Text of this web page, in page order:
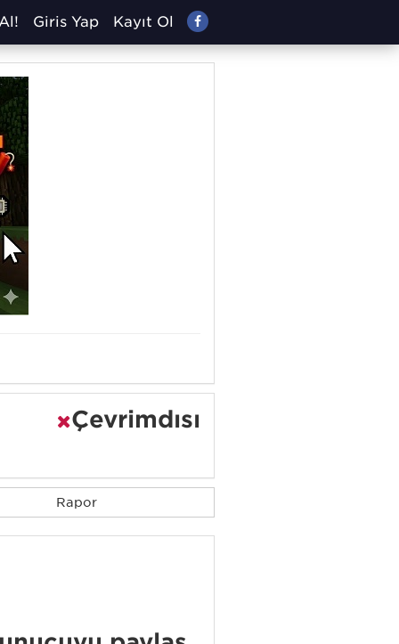
Giriş Yap Kayıt Ol
Çevrimdışı
Rapor